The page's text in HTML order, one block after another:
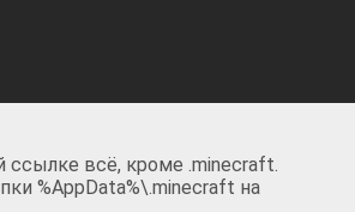
ссылке всё, кроме .minecraft.
%AppData%\.minecraft на